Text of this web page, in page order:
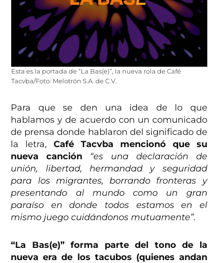
Esta es la portada de “La Bas(e)”, la nueva rola de Café
Tacvba/Foto: Melotrón S.A. de C.V.
Para que se den una idea de lo que
hablamos y de acuerdo con un comunicado
de prensa donde hablaron del significado de
la letra,Café Tacvba mencionó que su
nueva canción
“es una declaración de
unión, libertad, hermandad y seguridad
para los migrantes, borrando fronteras y
presentando al mundo como un gran
paraíso en donde todos estamos en el
mismo juego cuidándonos mutuamente”.
“La Bas(e)” forma parte del tono de la
nueva era de los tacubos (quienes andan